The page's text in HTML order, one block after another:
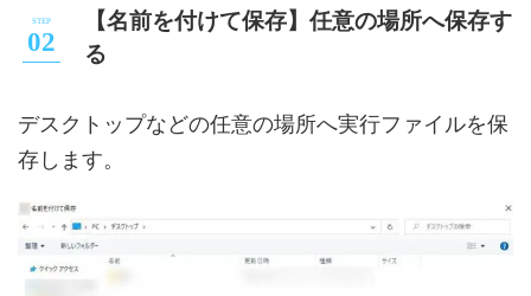
【名前を付けて保存】任意の場所へ保存す
る
デスクトップなどの任意の場所へ実行ファイルを保
存します。